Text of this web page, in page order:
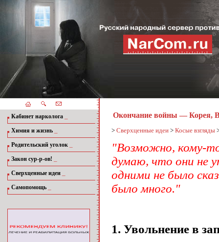
Кабинет нарколога
Химия и жизнь
Родительский уголок
Закон сур-р-ов!
Сверхценные идеи
Самопомощь
Окончание войны — Корея,
> Сверхценные идеи > Косые взгляды
"Возможно, кому-
думаю, что они не
одними не было
было много."
1. Увольнение в